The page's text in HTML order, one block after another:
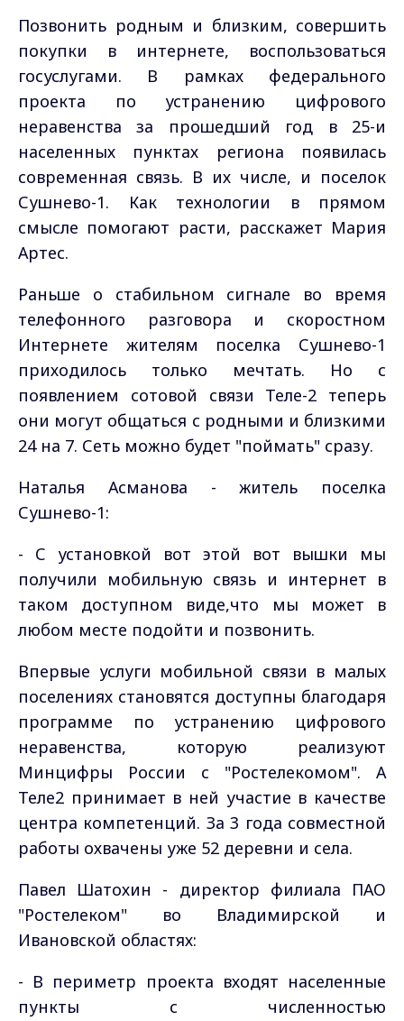
Позвонить родным и близким, совершить
покупки в интернете, воспользоваться
госуслугами. В рамках федерального
проекта по устранению цифрового
неравенства за прошедший год в 25-и
населенных пунктах региона появилась
современная связь. В их числе, и поселок
Сушнево-1. Как технологии в прямом
смысле помогают расти, расскажет Мария
Артес.
Раньше о стабильном сигнале во время
телефонного разговора и скоростном
Интернете жителям поселка Сушнево-1
приходилось только мечтать. Но с
появлением сотовой связи Теле-2 теперь
они могут общаться с родными и близкими
24 на 7. Сеть можно будет "поймать" сразу.
Наталья Асманова - житель поселка
Сушнево-1:
- С установкой вот этой вот вышки мы
получили мобильную связь и интернет в
таком доступном виде,что мы может в
любом месте подойти и позвонить.
Впервые услуги мобильной связи в малых
поселениях становятся доступны благодаря
программе по устранению цифрового
неравенства, которую реализуют
Минцифры России с "Ростелекомом". А
Теле2 принимает в ней участие в качестве
центра компетенций. За 3 года совместной
работы охвачены уже 52 деревни и села.
Павел Шатохин - директор филиала ПАО
"Ростелеком" во Владимирской и
Ивановской областях:
- В периметр проекта входят населенные
пункты с численностью